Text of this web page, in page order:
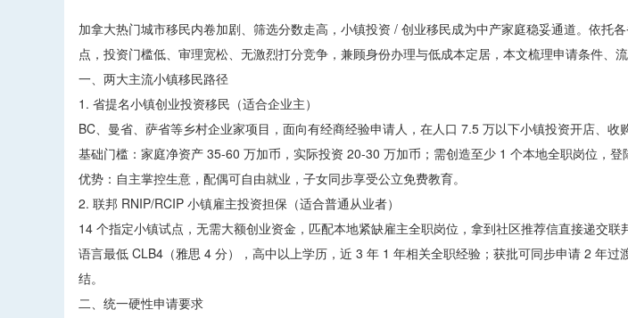
加拿大热门城市移民内卷加剧、筛选分数走高，小镇投资 / 创业移民成为中产家庭稳妥通道。依托
点，投资门槛低、审理宽松、无激烈打分竞争，兼顾身份办理与低成本定居，本文梳理申请条件、流
一、两大主流小镇移民路径
1. 省提名小镇创业投资移民（适合企业主）
BC、曼省、萨省等乡村企业家项目，面向有经商经验申请人，在人口 7.5 万以下小镇投资开店、收
基础门槛：家庭净资产 35-60 万加币，实际投资 20-30 万加币；需创造至少 1 个本地全职岗位，登
优势：自主掌控生意，配偶可自由就业，子女同步享受公立免费教育。
2. 联邦 RNIP/RCIP 小镇雇主投资担保（适合普通从业者）
14 个指定小镇试点，无需大额创业资金，匹配本地紧缺雇主全职岗位，拿到社区推荐信直接递交联
语言最低 CLB4（雅思 4 分），高中以上学历，近 3 年 1 年相关全职经验；获批可同步申请 2 年
结。
二、统一硬性申请要求